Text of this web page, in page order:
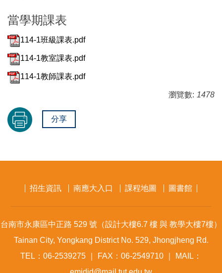
當學期課表
114-1班級課表.pdf
114-1教室課表.pdf
114-1教師課表.pdf
瀏覽數: 1478
分享
招生資訊 南應大入口 課程地圖 圖書館
台南市永康區中正路 529 號（設計大樓6.7 樓 與 教學大樓7樓）
Tainan City, Yongkang District No. 529, Jhongjheng Rd.
TEL：06-2539275 ｜ FAX：06-2549710 ｜ MAIL：